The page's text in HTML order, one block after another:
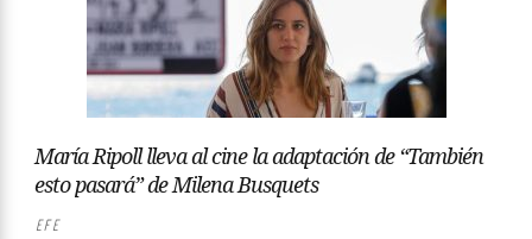
María Ripoll lleva al cine la adaptación de “También
esto pasará” de Milena Busquets
EFE